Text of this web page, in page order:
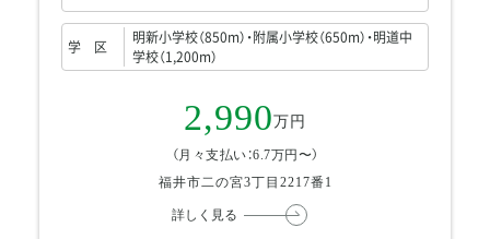
学 区
明新小学校（850m）・附属小学校（650m）・明道中
学校（1,200m）
2,990万円
（月々支払い：6.7万円〜）
福井市二の宮3丁目2217番1
詳しく見る